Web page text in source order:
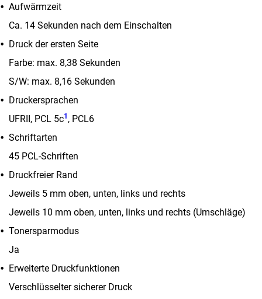
Aufwärmzeit
Ca. 14 Sekunden nach dem Einschalten
Druck der ersten Seite
Farbe: max. 8,38 Sekunden
S/W: max. 8,16 Sekunden
Druckersprachen
UFRII, PCL 5c1 , PCL6
Schriftarten
45 PCL-Schriften
Druckfreier Rand
Jeweils 5 mm oben, unten, links und rechts
Jeweils 10 mm oben, unten, links und rechts (Umschläge)
Tonersparmodus
Ja
Erweiterte Druckfunktionen
Verschlüsselter sicherer Druck